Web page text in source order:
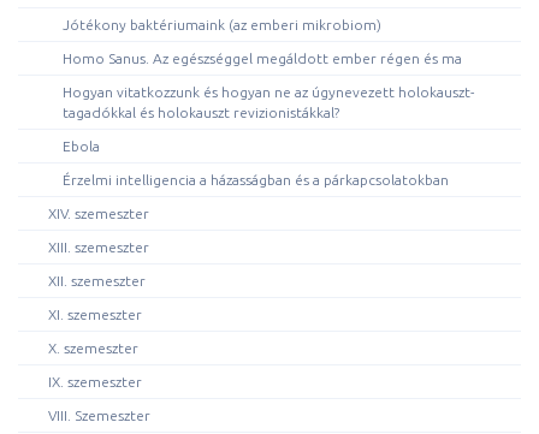
Jótékony baktériumaink (az emberi mikrobiom)
Homo Sanus. Az egészséggel megáldott ember régen és ma
Hogyan vitatkozzunk és hogyan ne az úgynevezett holokauszt-
tagadókkal és holokauszt revizionistákkal?
Ebola
Érzelmi intelligencia a házasságban és a párkapcsolatokban
XIV. szemeszter
XIII. szemeszter
XII. szemeszter
XI. szemeszter
X. szemeszter
IX. szemeszter
VIII. Szemeszter